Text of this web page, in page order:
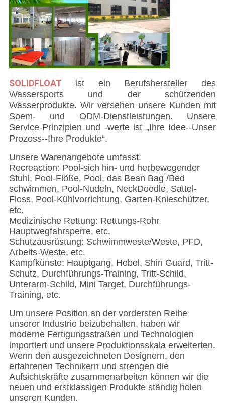
SOLIDFLOAT istein Berufshersteller des
Wassersports und der schützenden
Wasserprodukte. Wir versehen unsere Kunden mit
Soem- und ODM-Dienstleistungen. Unsere
Service-Prinzipien und -werte ist „Ihre Idee--Unser
Prozess--Ihre Produkte“.
Unsere Warenangebote umfasst:
Recreaction: Pool-sich hin- und herbewegender
Stuhl, Pool-Flöße, Pool, das Bean Bag /Bed
schwimmen, Pool-Nudeln, NeckDoodle, Sattel-
Floss, Pool-Kühlvorrichtung, Garten-Knieschützer,
etc.
Medizinische Rettung: Rettungs-Rohr,
Hauptwegfahrsperre, etc.
Schutzausrüstung: Schwimmweste/Weste, PFD,
Arbeits-Weste, etc.
Kampfkünste: Hauptgang, Hebel, Shin Guard, Tritt-
Schutz, Durchführungs-Training, Tritt-Schild,
Unterarm-Schild, Mini Target, Durchführungs-
Training, etc.
Um unsere Position an der vordersten Reihe
unserer Industrie beizubehalten, haben wir
moderne Fertigungsstraßen und Technologien
importiert und unsere Produktionsskala erweiterten.
Wenn den ausgezeichneten Designern, den
erfahrenen Technikern und strengen die
Aufsichtskräfte zusammenarbeiten können wir die
neuen und erstklassigen Produkte ständig holen
unseren Kunden.